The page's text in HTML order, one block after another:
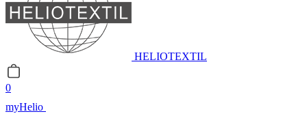
HELIOTEXTIL
0
myHelio